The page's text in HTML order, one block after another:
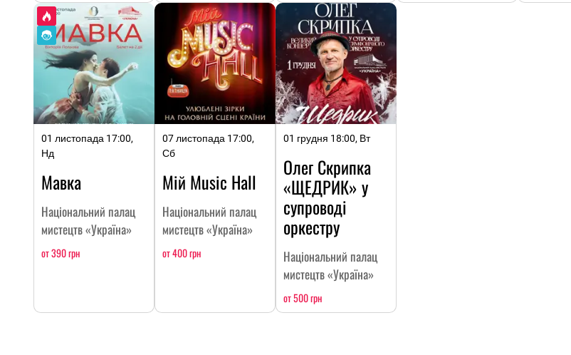
01 листопада 17:00,
Нд
Мавка
Національний палац
мистецтв «Україна»
от 390 грн
07 листопада 17:00,
Сб
Мій Music Hall
Національний палац
мистецтв «Україна»
от 400 грн
01 грудня 18:00, Вт
Олег Скрипка
«ЩЕДРИК» у
супроводі
оркестру
Національний палац
мистецтв «Україна»
от 500 грн